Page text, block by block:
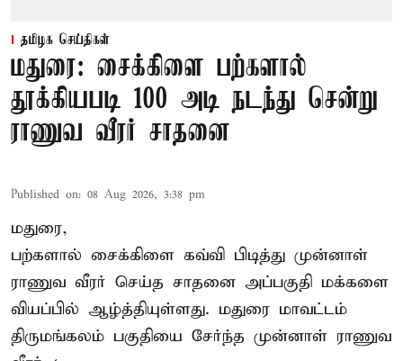
தமிழக செய்திகள்
மதுரை: சைக்கிளை பற்களால்
தூக்கியபடி 100 அடி நடந்து சென்று
ராணுவ வீரர் சாதனை
Published on: 08 Aug 2026, 3:38 pm
மதுரை,
பற்களால் சைக்கிளை கவ்வி பிடித்து முன்னாள்
ராணுவ வீரர் செய்த சாதனை அப்பகுதி மக்களை
வியப்பில் ஆழ்த்தியுள்ளது. மதுரை மாவட்டம்
திருமங்கலம் பகுதியை சேர்ந்த முன்னாள் ராணுவ